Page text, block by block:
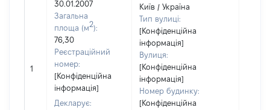
1
30.01.2007
Загальна
площа (м2):
76,30
Реєстраційний
номер:
[Конфіденційна
інформація]
Декларує:
Київ / Україна
Тип вулиці:
[Конфіденційна
інформація]
Вулиця:
[Конфіденційна
інформація]
Номер будинку:
[Конфіденційна